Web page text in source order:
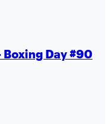
Boxing Day #90